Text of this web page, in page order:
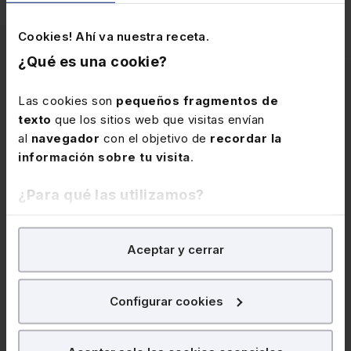
Cookies! Ahí va nuestra receta.
¿Qué es una cookie?
Las cookies son pequeños fragmentos de
texto que los sitios web que visitas envían
al navegador con el objetivo de recordar la
información sobre tu visita.
¿Para qué las utilizamos?
En Lefebvre utilizamos las cookies confines
para tratar demejorar tu experiencia
nuestra página web. También con fines publicitarios,
¿Qué puedes hacer?
Aceptar y cerrar
Configurar cookies
Artículos
relacionados
9 de julio de 2026